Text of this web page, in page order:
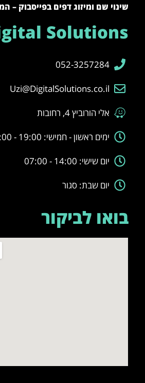
שינוי שם ומיזוג דפים בפייסבוק –
Solutions
052-3257284
Uzi@DigitalSolutions.co.il
אלי הורוביץ 4, רחובות
ימים ראשון - חמישי: 19:00 - 07:00
יום שישי: 14:00 - 07:00
יום שבת: סגור
בואו לביקור